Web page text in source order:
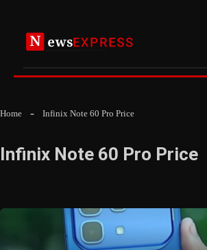
content
Home Infinix Note 60 Pro Price
Infinix Note 60 Pro Price